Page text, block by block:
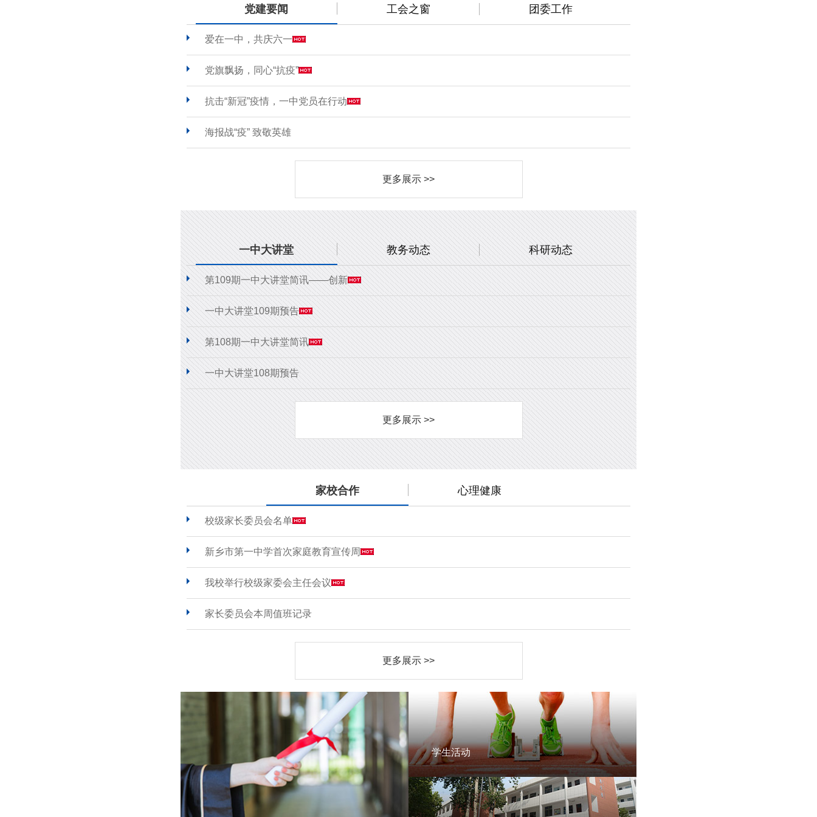
党建要闻 工会之窗 团委工作
爱在一中，共庆六一
党旗飘扬，同心“抗疫”
抗击“新冠”疫情，一中党员在行动
海报战“疫” 致敬英雄
更多展示 >>
一中大讲堂 教务动态 科研动态
第109期一中大讲堂简讯——创新
一中大讲堂109期预告
第108期一中大讲堂简讯
一中大讲堂108期预告
更多展示 >>
家校合作 心理健康
校级家长委员会名单
新乡市第一中学首次家庭教育宣传周
我校举行校级家委会主任会议
家长委员会本周值班记录
更多展示 >>
学生活动
学生活动